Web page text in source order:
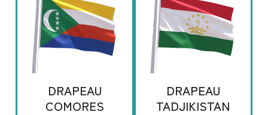
DRAPEAU
COMORES
DRAPEAU
TADJIKISTAN